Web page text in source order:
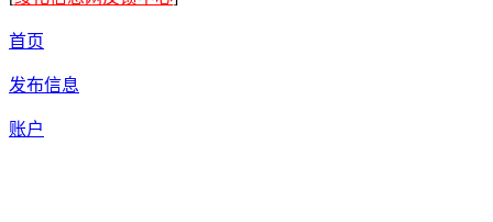
首页
发布信息
账户